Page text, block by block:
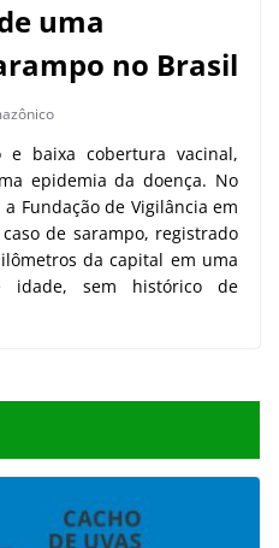
uma
no Brasil
baixa cobertura vacinal,
epidemia da doença. No
Fundação de Vigilância em
de sarampo, registrado
da capital em uma
sem histórico de